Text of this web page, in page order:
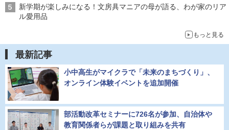
新学期が楽しみになる！文房具マニアの母が語る、わが家のリア
ル愛用品
もっと見る
最新記事
小中高生がマイクラで「未来のまちづくり」、
オンライン体験イベントを追加開催
部活動改革セミナーに726名が参加、自治体や
教育関係者らが課題と取り組みを共有